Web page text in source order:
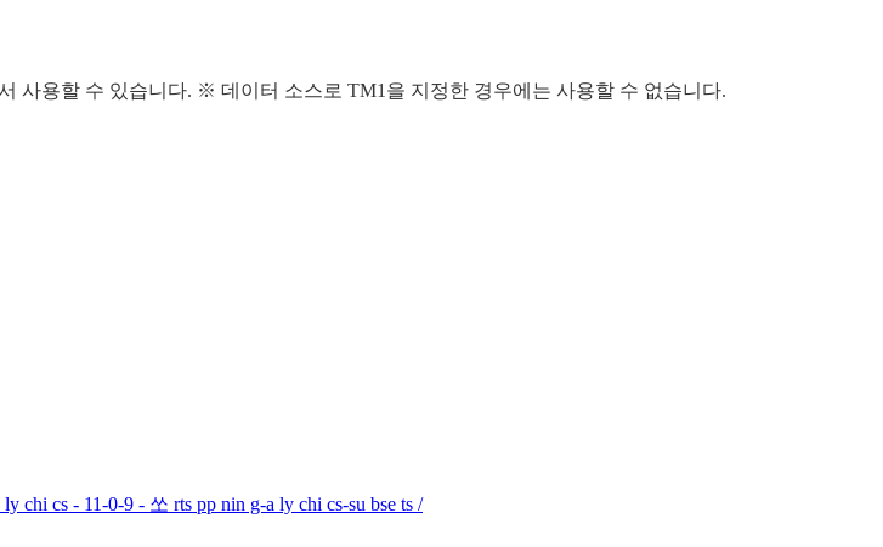
사용할 수 있습니다. ※ 데이터 소스로 TM1을 지정한 경우에는 사용할 수 없습니다.
cs - 11-0-9 - 쏘 rts pp nin g-a ly chi cs-su bse ts /